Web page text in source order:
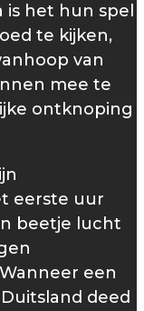
is het hun spel
te kijken,
van
mee te
ontknoping
eerste uur
beetje lucht
een
deed